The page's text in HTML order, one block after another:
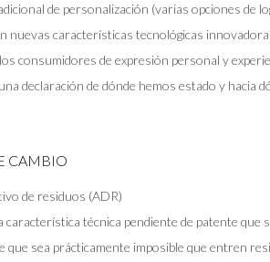
de personalización (varias opciones de
nuevas características tecnológicas
consumidores de expresión personal y
declaración de dónde hemos estado y hacia
CAMBIO
de residuos (ADR)
característica técnica pendiente de patente que
que sea prácticamente imposible que entren